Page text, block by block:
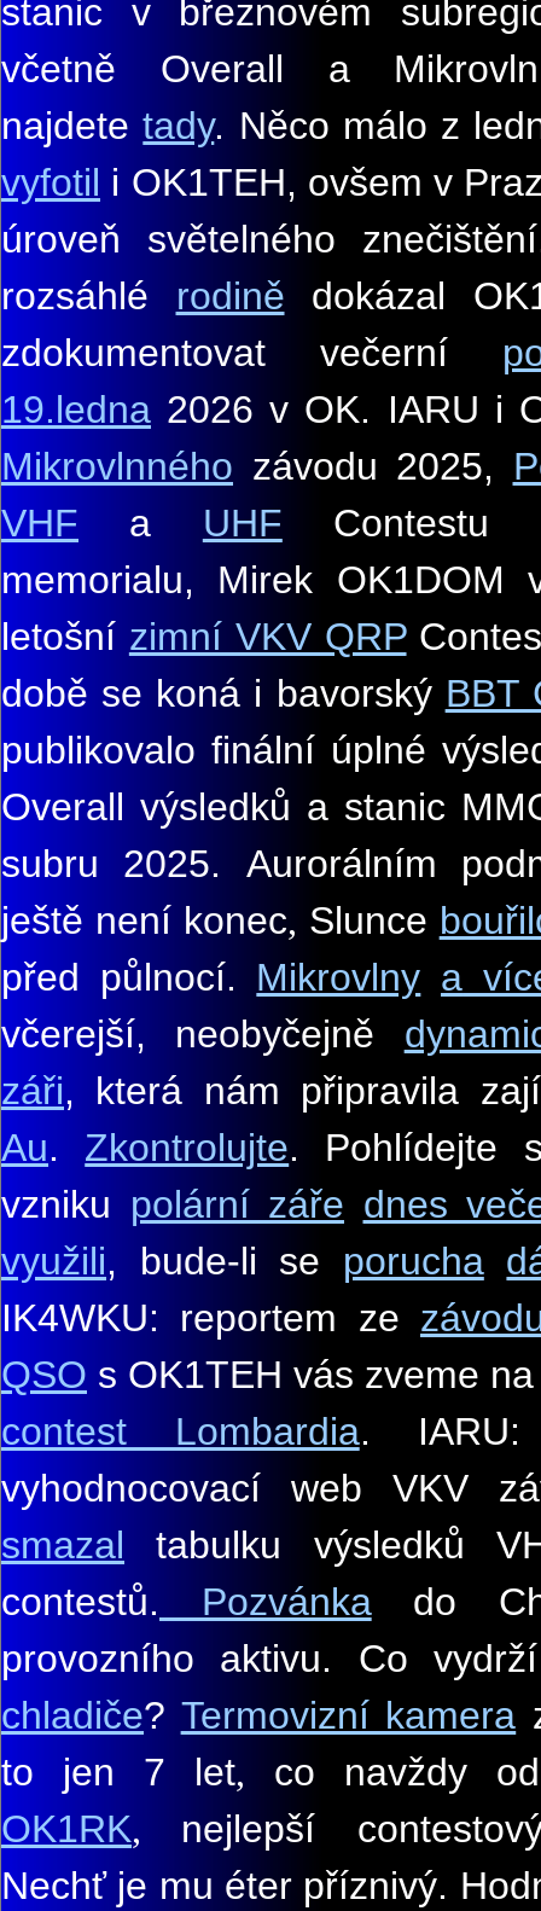
stanic v březnovém
včetně Overall a
najdetetady. Něco málo z
vyfotil i OK1TEH, ovšem v
úroveň světelného
rozsáhlé rodině dokázal
zdokumentovat večerní
19.ledna 2026 v OK. IARU i
Mikrovlnného závodu 2025,
VHF a UHF
memorialu, Mirek OK1DOM
letošní zimní VKV QRP
době se koná i bavorský BBT
publikovalo finální úplné
Overall výsledků a stanic
subru 2025. Aurorálním
ještě není konec, Slunce
před půlnocí. Mikrovlny a
včerejší, neobyčejně
záři, která nám připravila
Au. Zkontrolujte. Pohlídejte
vzniku polární záře dnes
využili, bude-li se porucha
IK4WKU: reportem ze
QSO s OK1TEH vás zveme
contest Lombardia. IARU:
vyhodnocovací web VKV
smazal tabulku výsledků
contestů. Pozvánkado
provozního aktivu. Co
chladiče? Termovizní kamera
to jen 7 let, co navždy
OK1RK, nejlepší
Nechť je mu éter příznivý.